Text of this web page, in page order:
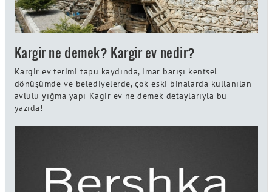
Kargir ne demek? Kargir ev nedir?
Kargir ev terimi tapu kaydında, imar barışı kentsel
dönüşümde ve belediyelerde, çok eski binalarda kullanılan
avlulu yığma yapı Kagir ev ne demek detaylarıyla bu
yazıda!